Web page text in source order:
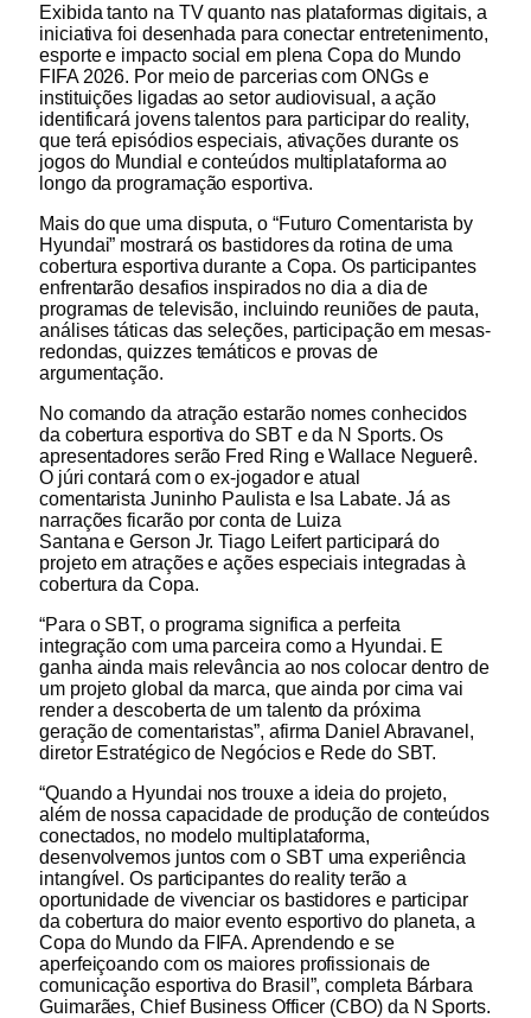
Exibida tanto na TV quanto nas plataformas digitais, a
iniciativa foi desenhada para conectar entretenimento,
esporte e impacto social em plena Copa do Mundo
FIFA 2026. Por meio de parcerias com ONGs e
instituições ligadas ao setor audiovisual, a ação
identificará jovens talentos para participar do reality,
que terá episódios especiais, ativações durante os
jogos do Mundial e conteúdos multiplataforma ao
longo da programação esportiva.
Mais do que uma disputa, o “Futuro Comentarista by
Hyundai” mostrará os bastidores da rotina de uma
cobertura esportiva durante a Copa. Os participantes
enfrentarão desafios inspirados no dia a dia de
programas de televisão, incluindo reuniões de pauta,
análises táticas das seleções, participação em mesas-
redondas, quizzes temáticos e provas de
argumentação.
No comando da atração estarão nomes conhecidos
da cobertura esportiva do SBT e da N Sports. Os
apresentadores serão Fred Ring e Wallace Neguerê.
O júri contará com o ex-jogador e atual
comentarista Juninho Paulista e Isa Labate. Já as
narrações ficarão por conta de Luiza
Santana e Gerson Jr. Tiago Leifert participará do
projeto em atrações e ações especiais integradas à
cobertura da Copa.
“Para o SBT, o programa significa a perfeita
integração com uma parceira como a Hyundai. E
ganha ainda mais relevância ao nos colocar dentro de
um projeto global da marca, que ainda por cima vai
render a descoberta de um talento da próxima
geração de comentaristas”, afirma Daniel Abravanel,
diretor Estratégico de Negócios e Rede do SBT.
“Quando a Hyundai nos trouxe a ideia do projeto,
além de nossa capacidade de produção de conteúdos
conectados, no modelo multiplataforma,
desenvolvemos juntos com o SBT uma experiência
intangível. Os participantes do reality terão a
oportunidade de vivenciar os bastidores e participar
da cobertura do maior evento esportivo do planeta, a
Copa do Mundo da FIFA. Aprendendo e se
aperfeiçoando com os maiores profissionais de
comunicação esportiva do Brasil”, completa Bárbara
Guimarães, Chief Business Officer (CBO) da N Sports.